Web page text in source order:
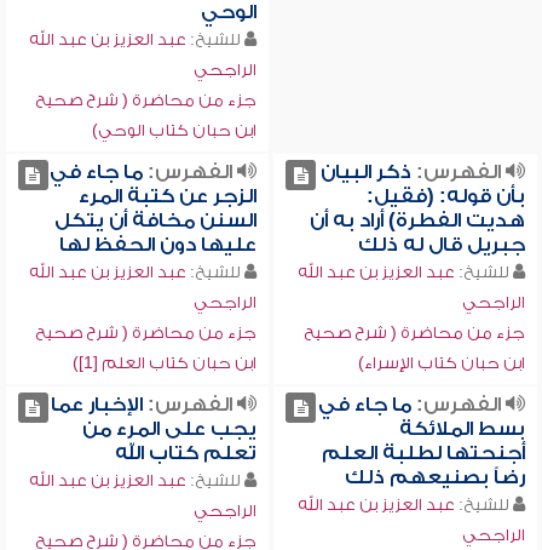
الوحي
للشيخ: عبد العزيز بن عبد الله
الراجحي
جزء من محاضرة ( شرح صحيح
ابن حبان كتاب الوحي)
الفهرس: ذكر البيان
بأن قوله: (فقيل:
هديت الفطرة) أراد به أن
جبريل قال له ذلك
للشيخ: عبد العزيز بن عبد الله
الراجحي
جزء من محاضرة ( شرح صحيح
ابن حبان كتاب الإسراء)
الفهرس:ما جاء في
الزجر عن كتبة المرء
السنن مخافة أن يتكل
عليها دون الحفظ لها
للشيخ: عبد العزيز بن عبد الله
الراجحي
جزء من محاضرة ( شرح صحيح
ابن حبان كتاب العلم [1])
الفهرس:ما جاء في
بسط الملائكة
أجنحتها لطلبة العلم
رضاً بصنيعهم ذلك
للشيخ: عبد العزيز بن عبد الله
الراجحي
الفهرس:الإخبار عما
يجب على المرء من
تعلم كتاب الله
للشيخ: عبد العزيز بن عبد الله
الراجحي
جزء من محاضرة ( شرح صحيح